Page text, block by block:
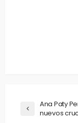
Ana Paty
nuevos